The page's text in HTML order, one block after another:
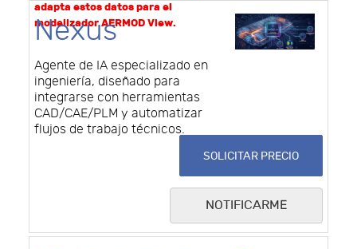
adapta estos datos para el
modelizador AERMOD View.
Nexus
Agente de IA especializado en
ingeniería, diseñado para
integrarse con herramientas
CAD/CAE/PLM y automatizar
flujos de trabajo técnicos.
SOLICITAR PRECIO
NOTIFICARME